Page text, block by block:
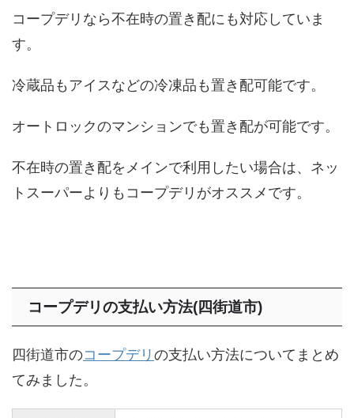
コープデリなら不在時の置き配にも対応していま
す。
冷蔵品もアイスなどの冷凍品も置き配可能です。
オートロックのマンションでも置き配が可能です。
不在時の置き配をメインで利用したい場合は、ネッ
トスーパーよりもコープデリがオススメです。
コープデリの支払い方法(四街道市)
四街道市のコープデリの支払い方法についてまとめ
てみました。